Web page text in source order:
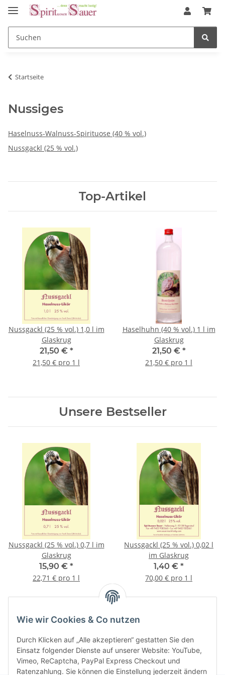
Wie wir Cookies & Co nutzen
Durch Klicken auf „Alle akzeptieren“ gestatten Sie den
Einsatz folgender Dienste auf unserer Website: YouTube,
Vimeo, ReCaptcha, PayPal Express Checkout und
Ratenzahlung. Sie können die Einstellung jederzeit ändern
Startseite
Nussiges
Haselnuss-Walnuss-Spirituose (40 % vol.)
Nussgackl (25 % vol.)
Top-Artikel
Nussgackl (25 % vol.) 1,0 l im
Glaskrug
21,50 € *
21,50 € pro 1 l
Haselhuhn (40 % vol.) 1 l im
Glaskrug
21,50 € *
21,50 € pro 1 l
Unsere Bestseller
Nussgackl (25 % vol.) 0,7 l im
Glaskrug
15,90 € *
22,71 € pro 1 l
Nussgackl (25 % vol.) 0,02 l
im Glaskrug
1,40 € *
70,00 € pro 1 l